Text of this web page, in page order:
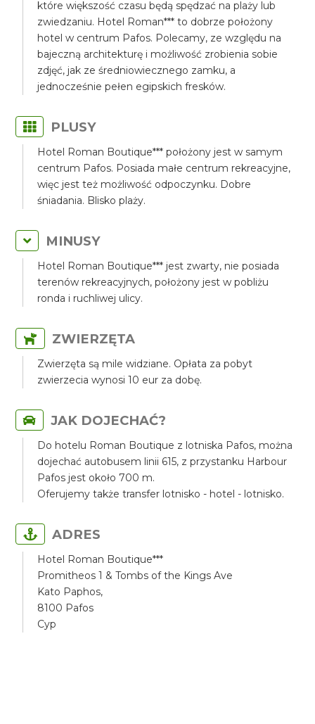
które większość czasu będą spędzać na plaży lub
zwiedzaniu. Hotel Roman*** to dobrze położony
hotel w centrum Pafos. Polecamy, ze względu na
bajeczną architekturę i możliwość zrobienia sobie
zdjęć, jak ze średniowiecznego zamku, a
jednocześnie pełen egipskich fresków.
PLUSY
Hotel Roman Boutique*** położony jest w samym
centrum Pafos. Posiada małe centrum rekreacyjne,
więc jest też możliwość odpoczynku. Dobre
śniadania. Blisko plaży.
MINUSY
Hotel Roman Boutique*** jest zwarty, nie posiada
terenów rekreacyjnych, położony jest w pobliżu
ronda i ruchliwej ulicy.
ZWIERZĘTA
Zwierzęta są mile widziane. Opłata za pobyt
zwierzecia wynosi 10 eur za dobę.
JAK DOJECHAĆ?
Do hotelu Roman Boutique z lotniska Pafos, można
dojechać autobusem linii 615, z przystanku Harbour
Pafos jest około 700 m.
Oferujemy także transfer lotnisko - hotel - lotnisko.
ADRES
Hotel Roman Boutique***
Promitheos 1 & Tombs of the Kings Ave
Kato Paphos,
8100 Pafos
Cyp